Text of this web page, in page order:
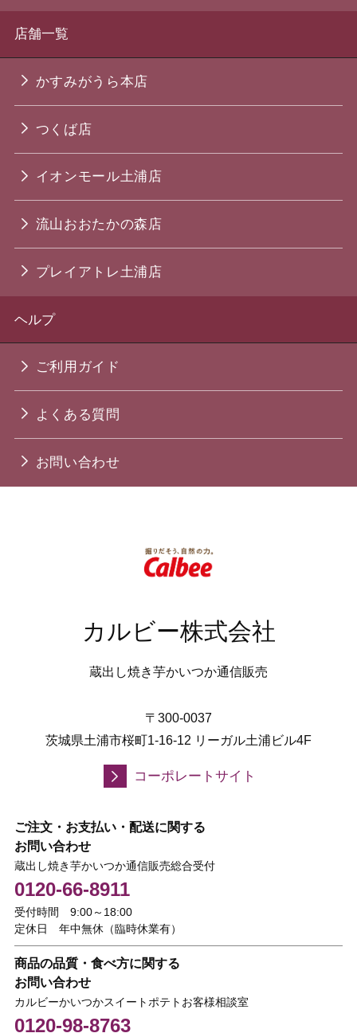
店舗一覧
かすみがうら本店
つくば店
イオンモール土浦店
流山おおたかの森店
プレイアトレ土浦店
ヘルプ
ご利用ガイド
よくある質問
お問い合わせ
カルビー株式会社
蔵出し焼き芋かいつか通信販売
〒300-0037
茨城県土浦市桜町1-16-12 リーガル土浦ビル4F
コーポレートサイト
ご注文・お支払い・配送に関する
お問い合わせ
蔵出し焼き芋かいつか通信販売総合受付
0120-66-8911
受付時間 9:00～18:00
定休日 年中無休（臨時休業有）
商品の品質・食べ方に関する
お問い合わせ
カルビーかいつかスイートポテトお客様相談室
0120-98-8763